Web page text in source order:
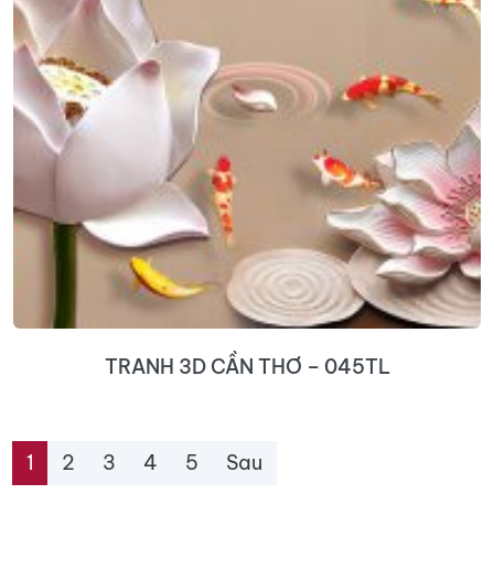
TRANH 3D CẦN THƠ – 045TL
1 2 3 4 5 Sau